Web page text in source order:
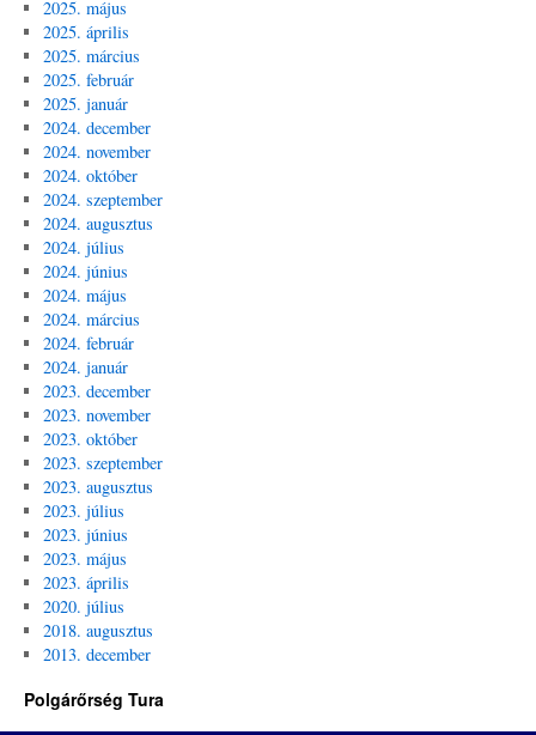
2025. május
2025. április
2025. március
2025. február
2025. január
2024. december
2024. november
2024. október
2024. szeptember
2024. augusztus
2024. július
2024. június
2024. május
2024. március
2024. február
2024. január
2023. december
2023. november
2023. október
2023. szeptember
2023. augusztus
2023. július
2023. június
2023. május
2023. április
2020. július
2018. augusztus
2013. december
Polgárőrség Tura